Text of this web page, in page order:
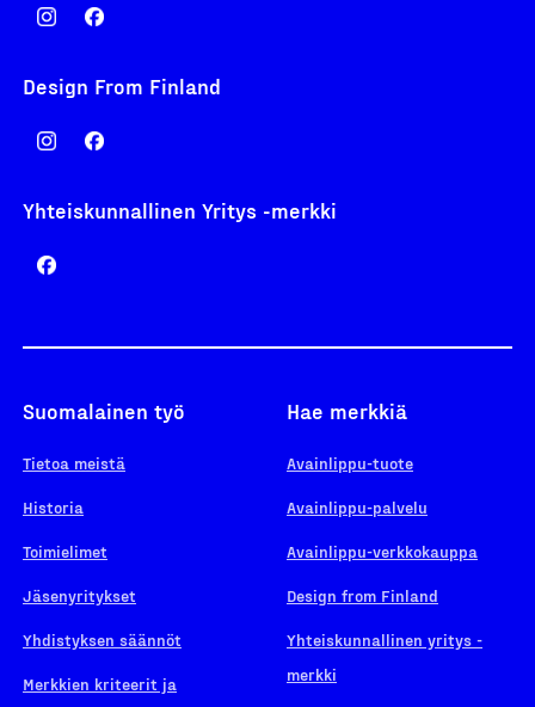
Design From Finland
Yhteiskunnallinen Yritys -merkki
Suomalainen työ
Tietoa meistä
Historia
Toimielimet
Jäsenyritykset
Yhdistyksen säännöt
Merkkien kriteerit ja
Hae merkkiä
Avainlippu-tuote
Avainlippu-palvelu
Avainlippu-verkkokauppa
Design from Finland
Yhteiskunnallinen yritys -
merkki